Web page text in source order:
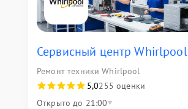
Сервисный центр Whirlpool
Ремонт техники Whirlpool
5,0255 оценки
Открыто до 21:00